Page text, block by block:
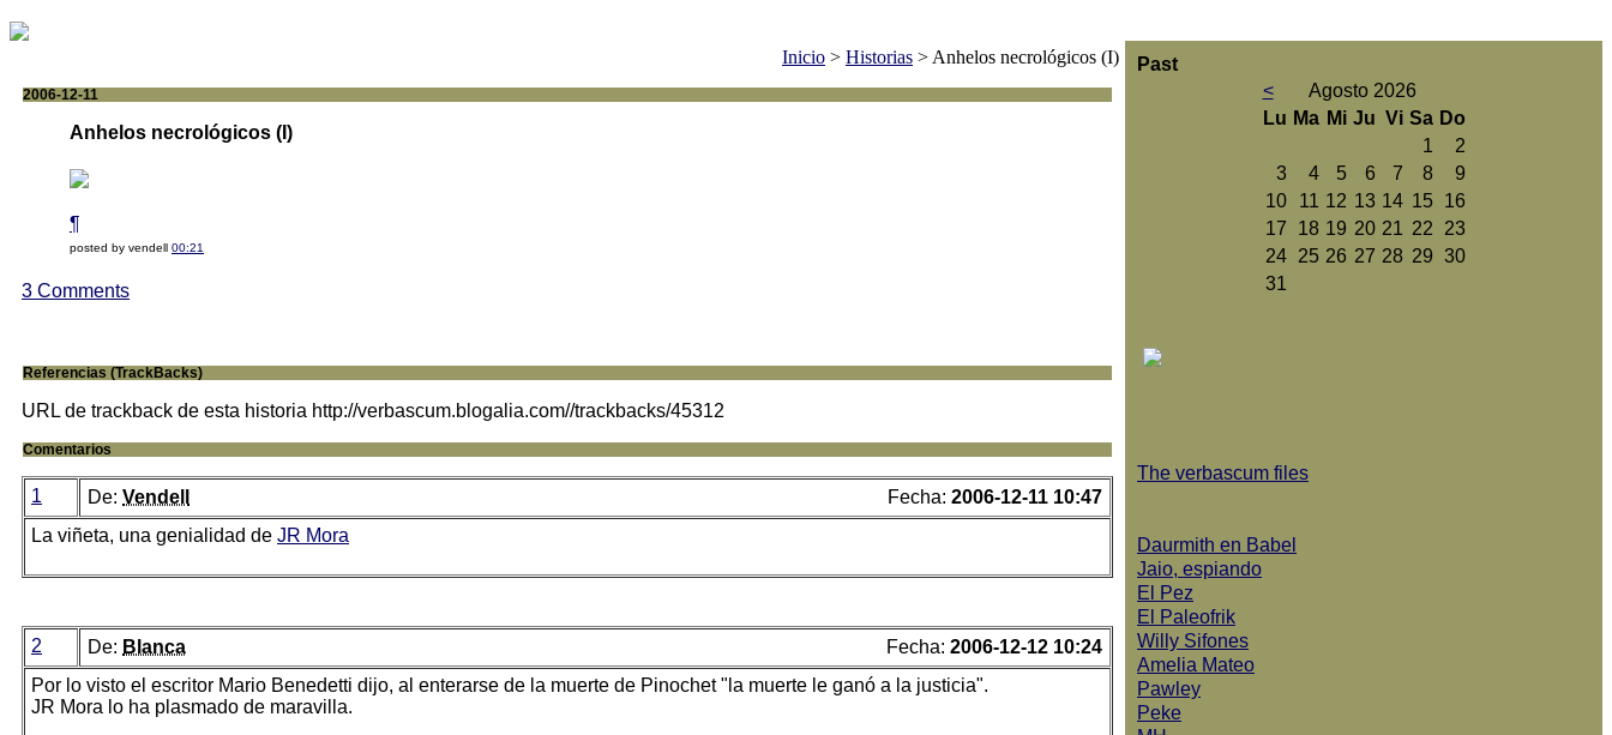
Inicio > Historias > Anhelos necrológicos (I)
2006-12-11
Anhelos necrológicos (I)
¶
posted by vendell 00:21
3 Comments
Referencias (TrackBacks)
URL de trackback de esta historia http://verbascum.blogalia.com//trackbacks/45312
Comentarios
1 De: Vendell Fecha: 2006-12-11 10:47
La viñeta, una genialidad de JR Mora
2 De: Blanca Fecha: 2006-12-12 10:24
Por lo visto el escritor Mario Benedetti dijo, al enterarse de la muerte de Pinochet "la muerte le ganó a la justicia".
JR Mora lo ha plasmado de maravilla.
Past
<
Agosto 2026
Lu Ma Mi Ju Vi Sa Do
1
2
3
4 5 6 7 8
9
10
11 12 13 14 15
16
17
18 19 20 21 22
23
24
25 26 27 28 29 30
31
The verbascum files
Daurmith en Babel
Jaio, espiando
El Pez
El Paleofrik
Willy Sifones
Amelia Mateo
Pawley
Peke